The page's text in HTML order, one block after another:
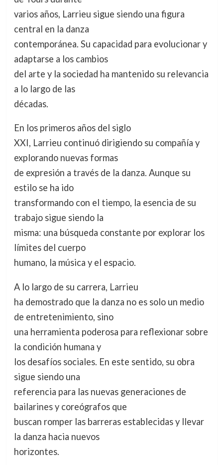
varios años, Larrieu sigue siendo una figura
central en la danza
contemporánea. Su capacidad para evolucionar y
adaptarse a los cambios
del arte y la sociedad ha mantenido su relevancia
a lo largo de las
décadas.
En los primeros años del siglo
XXI, Larrieu continuó dirigiendo su compañía y
explorando nuevas formas
de expresión a través de la danza. Aunque su
estilo se ha ido
transformando con el tiempo, la esencia de su
trabajo sigue siendo la
misma: una búsqueda constante por explorar los
límites del cuerpo
humano, la música y el espacio.
A lo largo de su carrera, Larrieu
ha demostrado que la danza no es solo un medio
de entretenimiento, sino
una herramienta poderosa para reflexionar sobre
la condición humana y
los desafíos sociales. En este sentido, su obra
sigue siendo una
referencia para las nuevas generaciones de
bailarines y coreógrafos que
buscan romper las barreras establecidas y llevar
la danza hacia nuevos
horizontes.